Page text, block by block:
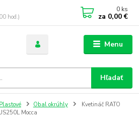
Menu
Hľadať
hod.)
0 ks
za 0,00 €
Plastové Obal okrúhly
Kvetináč RATO
Mocca